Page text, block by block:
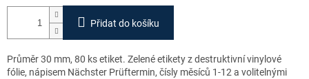
Přidat do košíku
Průměr 30 mm, 80 ks etiket. Zelené etikety z destruktivní vinylové
fólie, nápisem Nächster Prüftermin, čísly měsíců 1-12 a volitelnými